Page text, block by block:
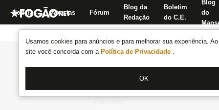
Usamos cookies para anúncios e para melhorar sua experiência.
site você concorda com a Política de Privacidade .
OK
Notícias Apostas Fórum
Blog da
Redação
Boletim
do C.E.
Blog
do